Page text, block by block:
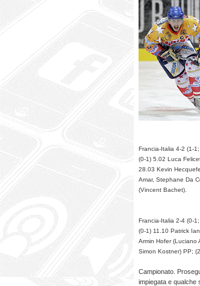
Francia-Italia 4-2 (1-
(0-1) 5.02 Luca
28.03 Kevin
Amar, Stephane Da
(Vincent Bachet).
Francia-Italia 2-4 (0-
(0-1) 11.10 Patrick
Armin Hofer (Luciano
Simon Kostner) PP;
Campionato.
impiegata e qualche